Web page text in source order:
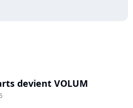
devient VOLUM